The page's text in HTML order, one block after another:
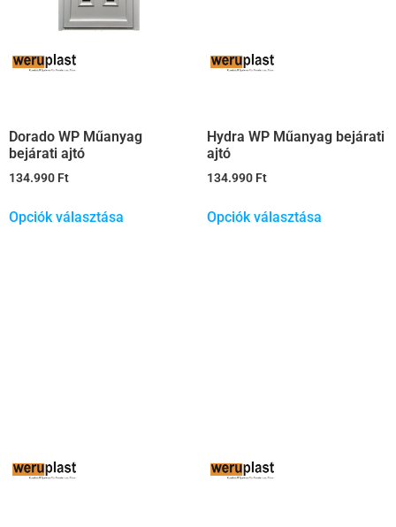
Dorado WP Műanyag
bejárati ajtó
134.990 Ft
Opciók választása
Hydra WP Műanyag bejárati
ajtó
134.990 Ft
Opciók választása